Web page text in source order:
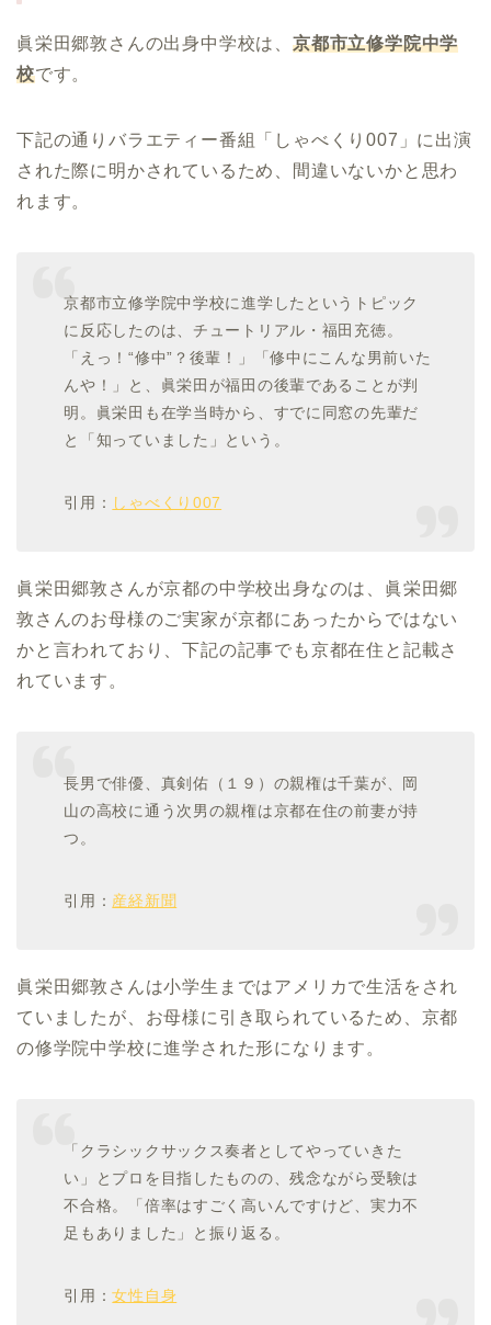
眞栄田郷敦さんの出身中学校は、 京都市立修学院中学
校です。
下記の通りバラエティー番組「しゃべくり007」に出演
された際に明かされているため、間違いないかと思わ
れます。
京都市立修学院中学校に進学したというトピック
に反応したのは、チュートリアル・福田充徳。
「えっ！“修中”？後輩！」「修中にこんな男前いた
んや！」と、眞栄田が福田の後輩であることが判
明。眞栄田も在学当時から、すでに同窓の先輩だ
と「知っていました」という。
引用： しゃべくり007
眞栄田郷敦さんが京都の中学校出身なのは、眞栄田郷
敦さんのお母様のご実家が京都にあったからではない
かと言われており、下記の記事でも京都在住と記載さ
れています。
長男で俳優、真剣佑（１９）の親権は千葉が、岡
山の高校に通う次男の親権は京都在住の前妻が持
つ。
引用： 産経新聞
眞栄田郷敦さんは小学生まではアメリカで生活をされ
ていましたが、お母様に引き取られているため、京都
の修学院中学校に進学された形になります。
「クラシックサックス奏者としてやっていきた
い」とプロを目指したものの、残念ながら受験は
不合格。「倍率はすごく高いんですけど、実力不
足もありました」と振り返る。
引用：女性自身